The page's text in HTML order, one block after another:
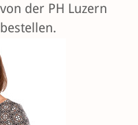
der PH Luzern